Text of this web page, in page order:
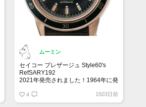
ムーミン
セイコー プレザージュ Style60's
RefSARY192
2021年発売されました！1964年に発
から”ヴィンテージ感“を再現し作られ
ました！SARY192はダイヤルの9時
4 1503日前